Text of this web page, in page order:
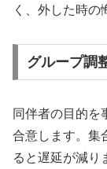
く、外した時の
グループ調
同伴者の目的を
合意します。集
ると遅延が減り